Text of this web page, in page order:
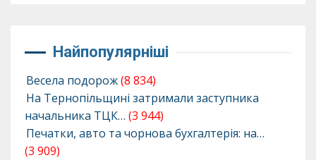
Найпопулярніші
Весела подорож(8 834)
На Тернопільщині затримали заступника
начальника ТЦК… (3 944)
Печатки, авто та чорнова бухгалтерія: на…
(3 909)